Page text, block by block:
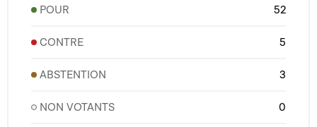
POUR 52
CONTRE 5
ABSTENTION 3
NON VOTANTS 0